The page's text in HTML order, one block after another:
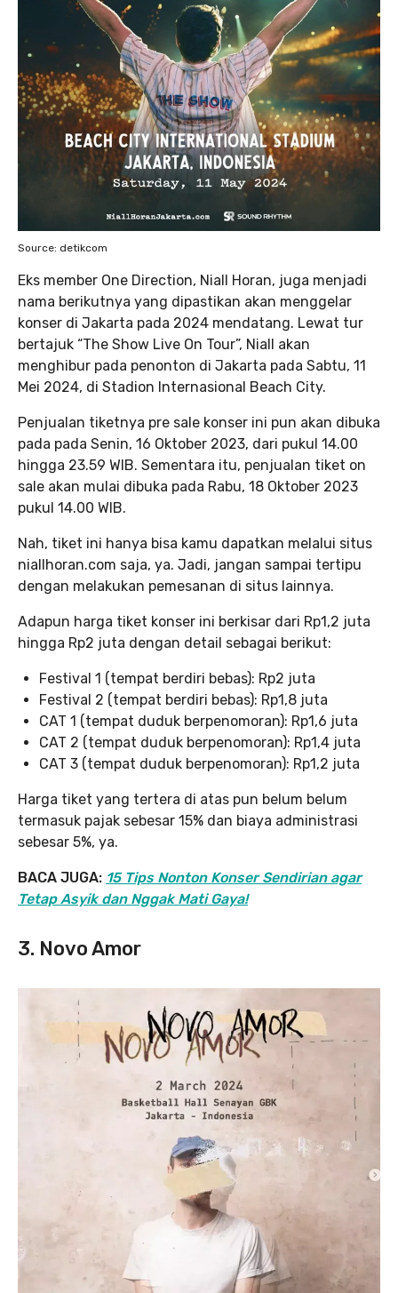
Source: detikcom
Eks member One Direction, Niall Horan, juga menjadi
nama berikutnya yang dipastikan akan menggelar
konser di Jakarta pada 2024 mendatang. Lewat tur
bertajuk “The Show Live On Tour”, Niall akan
menghibur pada penonton di Jakarta pada Sabtu, 11
Mei 2024, di Stadion Internasional Beach City.
Penjualan tiketnya pre sale konser ini pun akan dibuka
pada pada Senin, 16 Oktober 2023, dari pukul 14.00
hingga 23.59 WIB. Sementara itu, penjualan tiket on
sale akan mulai dibuka pada Rabu, 18 Oktober 2023
pukul 14.00 WIB.
Nah, tiket ini hanya bisa kamu dapatkan melalui situs
niallhoran.com saja, ya. Jadi, jangan sampai tertipu
dengan melakukan pemesanan di situs lainnya.
Adapun harga tiket konser ini berkisar dari Rp1,2 juta
hingga Rp2 juta dengan detail sebagai berikut:
Festival 1 (tempat berdiri bebas): Rp2 juta
Festival 2 (tempat berdiri bebas): Rp1,8 juta
CAT 1 (tempat duduk berpenomoran): Rp1,6 juta
CAT 2 (tempat duduk berpenomoran): Rp1,4 juta
CAT 3 (tempat duduk berpenomoran): Rp1,2 juta
Harga tiket yang tertera di atas pun belum belum
termasuk pajak sebesar 15% dan biaya administrasi
sebesar 5%, ya.
BACA JUGA: 15 Tips Nonton Konser Sendirian agar
Tetap Asyik dan Nggak Mati Gaya!
3. Novo Amor